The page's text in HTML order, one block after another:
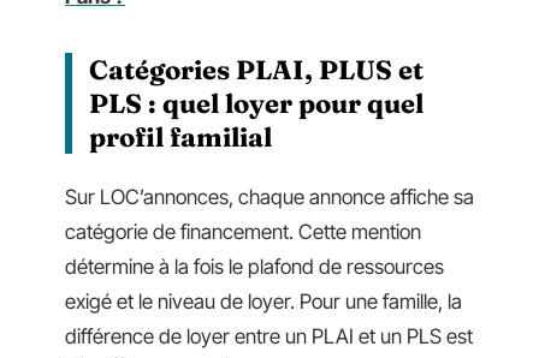
Catégories PLAI, PLUS et
PLS : quel loyer pour quel
profil familial
Sur LOC’annonces, chaque annonce affiche sa
catégorie de financement. Cette mention
détermine à la fois le plafond de ressources
exigé et le niveau de loyer. Pour une famille, la
différence de loyer entre un PLAI et un PLS est